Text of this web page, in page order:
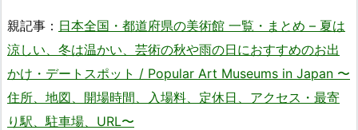
親記事： 日本全国・都道府県の美術館 一覧・まとめ – 夏は
涼しい、冬は温かい、芸術の秋や雨の日におすすめのお出
かけ・デートスポット / Popular Art Museums in Japan 〜
住所、地図、開場時間、入場料、定休日、アクセス・最寄
り駅、駐車場、URL〜